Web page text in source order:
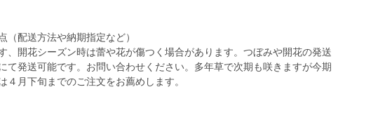
配送方法や納期指定など）
、開花シーズン時は蕾や花が傷つく場合があります。つぼみや開花の発送
て発送可能です。お問い合わせください。多年草で次期も咲きますが今期
４月下旬までのご注文をお薦めします。